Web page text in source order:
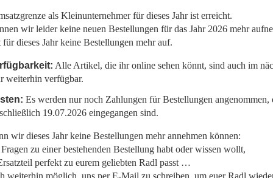
als Kleinunternehmer für dieses Jahr ist erreicht.
wir leider keine neuen Bestellungen für das Jahr 2026 mehr
dieses Jahr keine Bestellungen mehr auf.
Alle Artikel, die ihr online sehen könnt, sind auch im
weiterhin verfügbar.
Es werden nur noch Zahlungen für Bestellungen angenommen,
19.07.2026 eingegangen sind.
wir dieses Jahr keine Bestellungen mehr annehmen können:
zu einer bestehenden Bestellung habt oder wissen wollt,
perfekt zu eurem geliebten Radl passt …
weiterhin möglich, uns per E-Mail zu schreiben, um euer Radl
die bis einschließlich 19.07.2026 eingegangen sind.
wieder fit zu bekommen.
auf den gemeinsamen Start in die neue Saison am 01.01.2027!